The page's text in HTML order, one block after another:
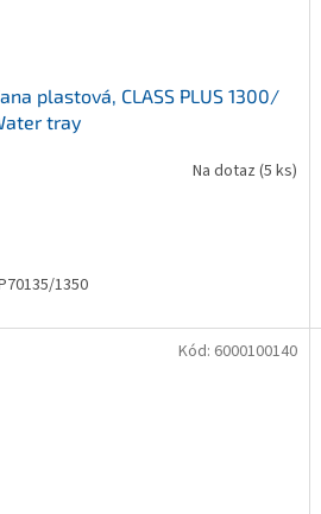
plastová, CLASS PLUS 1300/
tray
Na dotaz (5 ks)
1350
Kód: 6000100140